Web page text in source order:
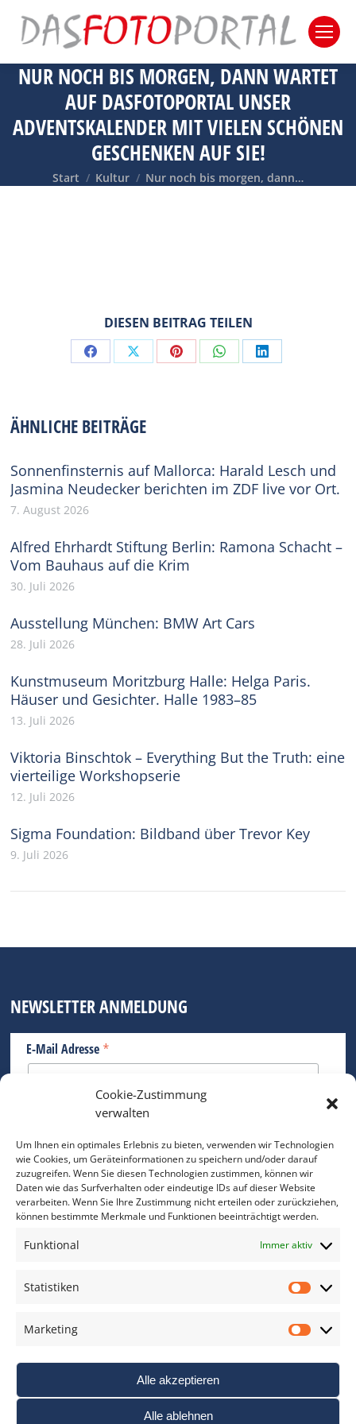
Cookie-Zustimmung
verwalten
Um Ihnen ein optimales Erlebnis zu bieten, verwenden wir Technologien
wie Cookies, um Geräteinformationen zu speichern und/oder darauf
zuzugreifen. Wenn Sie diesen Technologien zustimmen, können wir
Daten wie das Surfverhalten oder eindeutige IDs auf dieser Website
verarbeiten. Wenn Sie Ihre Zustimmung nicht erteilen oder zurückziehen,
können bestimmte Merkmale und Funktionen beeinträchtigt werden.
Funktional Immer aktiv
Statistiken
Marketing
Alle akzeptieren
Alle ablehnen
NUR NOCH BIS MORGEN, DANN WARTET
AUF DASFOTOPORTAL UNSER
ADVENTSKALENDER MIT VIELEN SCHÖNEN
GESCHENKEN AUF SIE!
Sie befinden sich hier:
Start Kultur Nur noch bis morgen, dann…
DIESEN BEITRAG TEILEN
Share Share Share Share Share
ÄHNLICHE BEITRÄGE
Sonnenfinsternis auf Mallorca: Harald Lesch und
Jasmina Neudecker berichten im ZDF live vor Ort.
7. August 2026
Alfred Ehrhardt Stiftung Berlin: Ramona Schacht –
Vom Bauhaus auf die Krim
30. Juli 2026
Ausstellung München: BMW Art Cars
28. Juli 2026
Kunstmuseum Moritzburg Halle: Helga Paris.
Häuser und Gesichter. Halle 1983–85
13. Juli 2026
Viktoria Binschtok – Everything But the Truth: eine
vierteilige Workshopserie
12. Juli 2026
Sigma Foundation: Bildband über Trevor Key
9. Juli 2026
NEWSLETTER ANMELDUNG
E-Mail Adresse *
Bitte geben Sie Ihre E-Mail Adresse ein.
*